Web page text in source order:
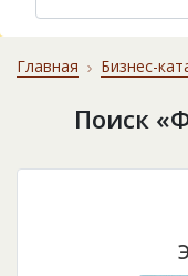
Главная Бизнес-
Поиск